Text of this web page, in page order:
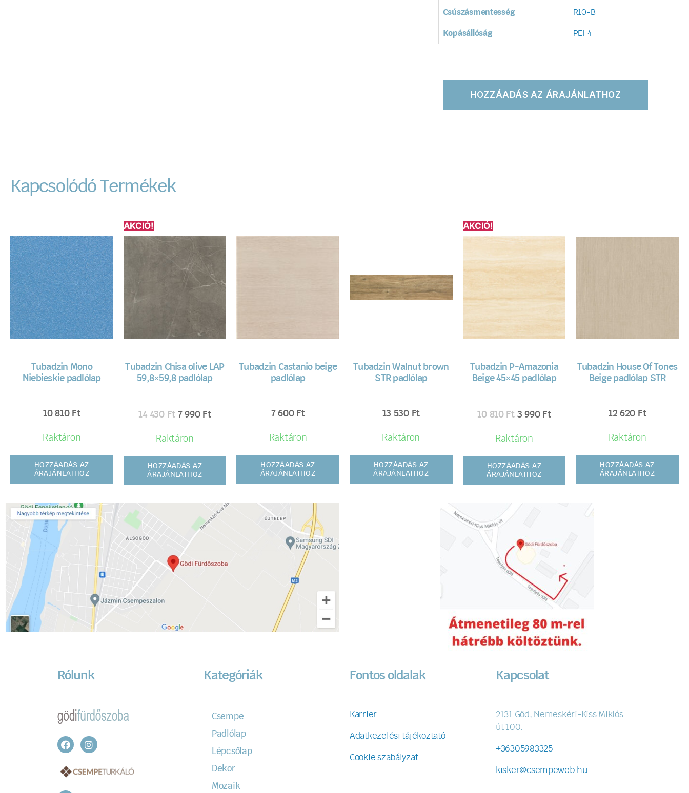
Csúszásmentesség R10-B
Kopásállóság PEI 4
HOZZÁADÁS AZ ÁRAJÁNLATHOZ
Kapcsolódó Termékek
Tubadzin Mono
Niebieskie padlólap
10 810 Ft
Raktáron
HOZZÁADÁS AZ
ÁRAJÁNLATHOZ
AKCIÓ!
Tubadzin Chisa olive LAP
59,8×59,8 padlólap
14 430Ft 7 990 Ft
Raktáron
HOZZÁADÁS AZ
ÁRAJÁNLATHOZ
Tubadzin Castanio beige
padlólap
7 600 Ft
Raktáron
HOZZÁADÁS AZ
ÁRAJÁNLATHOZ
Tubadzin Walnut brown
STR padlólap
13 530 Ft
Raktáron
HOZZÁADÁS AZ
ÁRAJÁNLATHOZ
AKCIÓ!
Tubadzin P-Amazonia
Beige 45×45 padlólap
10 810Ft 3 990 Ft
Raktáron
HOZZÁADÁS AZ
ÁRAJÁNLATHOZ
Tubadzin House Of Tones
Beige padlólap STR
12 620 Ft
Raktáron
HOZZÁADÁS AZ
ÁRAJÁNLATHOZ
Rólunk Kategóriák
Csempe
Padlólap
Lépcsőlap
Dekor
Mozaik
Fontos oldalak
Karrier
Adatkezelési tájékoztató
Cookie szabályzat
Kapcsolat
2131 Göd, Nemeskéri-Kiss Miklós
út 100.
+36305983325
kisker@csempeweb.hu